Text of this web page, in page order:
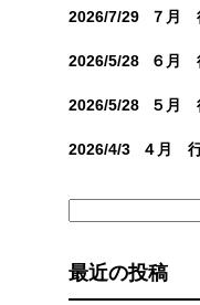
2026/7/29 ７月
2026/5/28 ６月
2026/5/28 ５月
2026/4/3 ４月
最近の投稿